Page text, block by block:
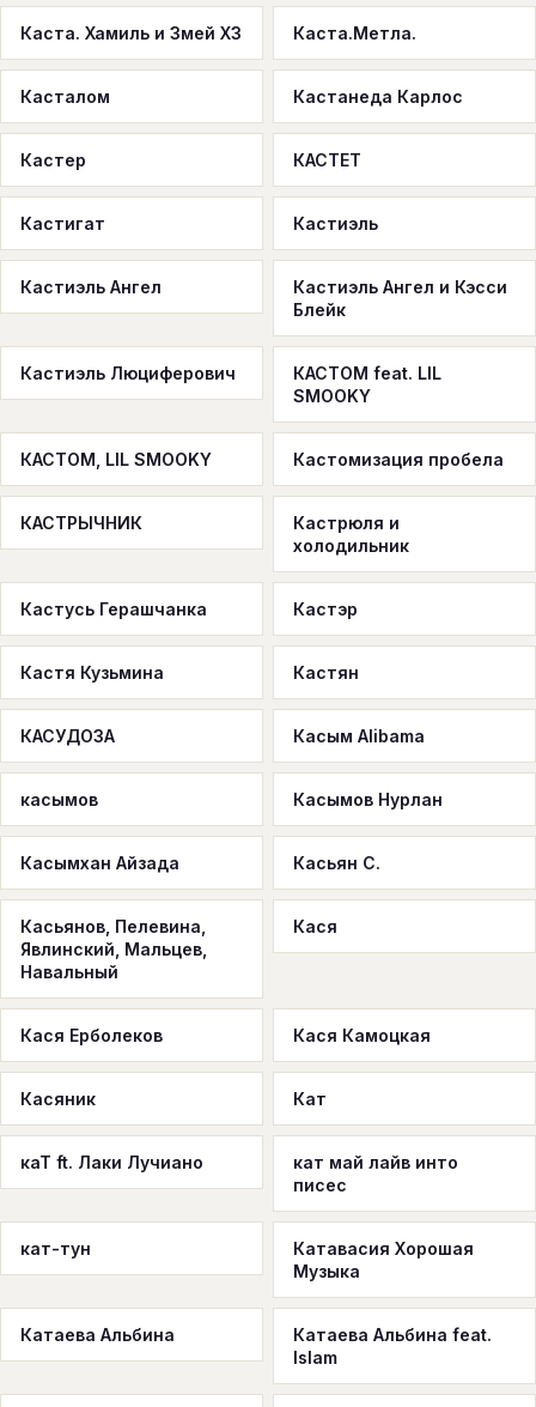
Каста. Хамиль и Змей ХЗ Каста.Метла.
Касталом Кастанеда Карлос
Кастер КАСТЕТ
Кастигат Кастиэль
Кастиэль Ангел
Кастиэль Ангел и Кэсси
Блейк
Кастиэль Люциферович
КАСТОМ feat. LIL
SMOOKY
КАСТОМ, LIL SMOOKY Кастомизация пробела
КАСТРЫЧНИК
Кастрюля и
холодильник
Кастусь Герашчанка Кастэр
Кастя Кузьмина Кастян
КАСУДОЗА Касым Alibama
касымов Касымов Нурлан
Касымхан Айзада Касьян С.
Касьянов, Пелевина,
Явлинский, Мальцев,
Навальный
Кася
Кася Ерболеков Кася Камоцкая
Касяник Кат
каТ ft. Лаки Лучиано
кат май лайв инто
писес
кат-тун
Катавасия Хорошая
Музыка
Катаева Альбина
Катаева Альбина feat.
Islam